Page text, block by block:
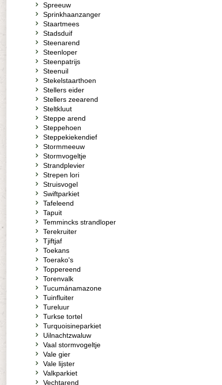
Spreeuw
Sprinkhaanzanger
Staartmees
Stadsduif
Steenarend
Steenloper
Steenpatrijs
Steenuil
Stekelstaarthoen
Stellers eider
Stellers zeearend
Steltkluut
Steppe arend
Steppehoen
Steppekiekendief
Stormmeeuw
Stormvogeltje
Strandplevier
Strepen lori
Struisvogel
Swiftparkiet
Tafeleend
Tapuit
Temmincks strandloper
Terekruiter
Tjiftjaf
Toekans
Toerako's
Toppereend
Torenvalk
Tucumánamazone
Tuinfluiter
Tureluur
Turkse tortel
Turquoisineparkiet
Uilnachtzwaluw
Vaal stormvogeltje
Vale gier
Vale lijster
Valkparkiet
Vechtarend